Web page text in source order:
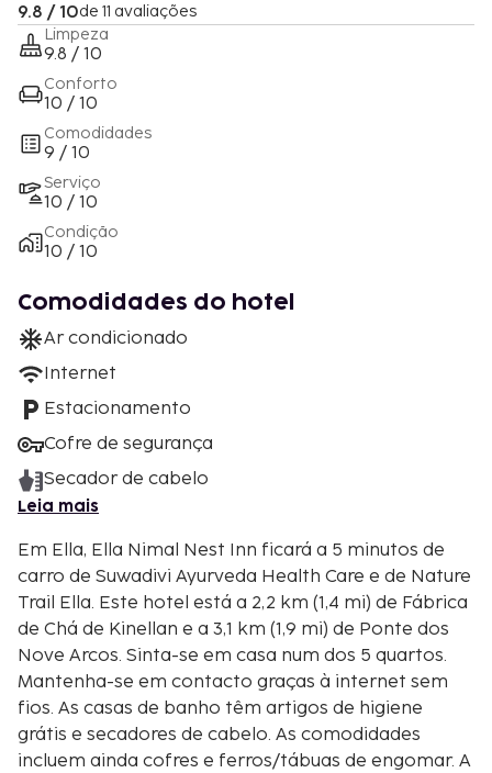
9.8 / 10de 11 avaliações
Limpeza
9.8 / 10
Conforto
10 / 10
Comodidades
9 / 10
Serviço
10 / 10
Condição
10 / 10
Comodidades do hotel
Ar condicionado
Internet
Estacionamento
Cofre de segurança
Secador de cabelo
Leia mais
Em Ella, Ella Nimal Nest Inn ficará a 5 minutos de
carro de Suwadivi Ayurveda Health Care e de Nature
Trail Ella. Este hotel está a 2,2 km (1,4 mi) de Fábrica
de Chá de Kinellan e a 3,1 km (1,9 mi) de Ponte dos
Nove Arcos. Sinta-se em casa num dos 5 quartos.
Mantenha-se em contacto graças à internet sem
fios. As casas de banho têm artigos de higiene
grátis e secadores de cabelo. As comodidades
incluem ainda cofres e ferros/tábuas de engomar. A